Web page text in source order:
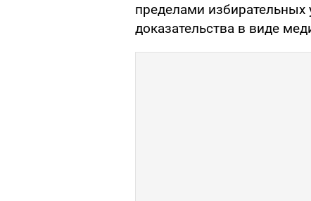
пределами
доказательства в виде